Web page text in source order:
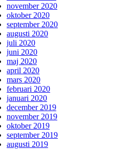
november 2020
oktober 2020
september 2020
augusti 2020
juli 2020
juni 2020
maj 2020
april 2020
mars 2020
februari 2020
januari 2020
december 2019
november 2019
oktober 2019
september 2019
augusti 2019